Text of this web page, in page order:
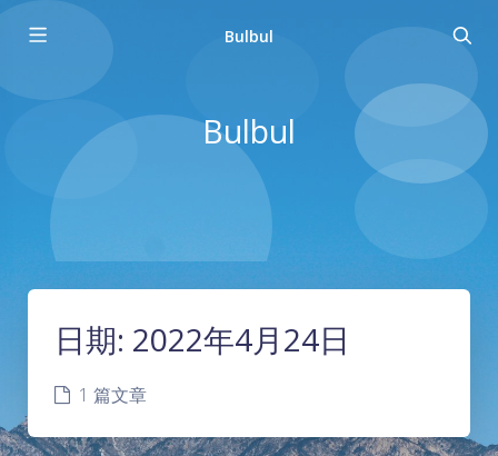
Bulbul
Bulbul
日期: 2022年4月24日
1 篇文章